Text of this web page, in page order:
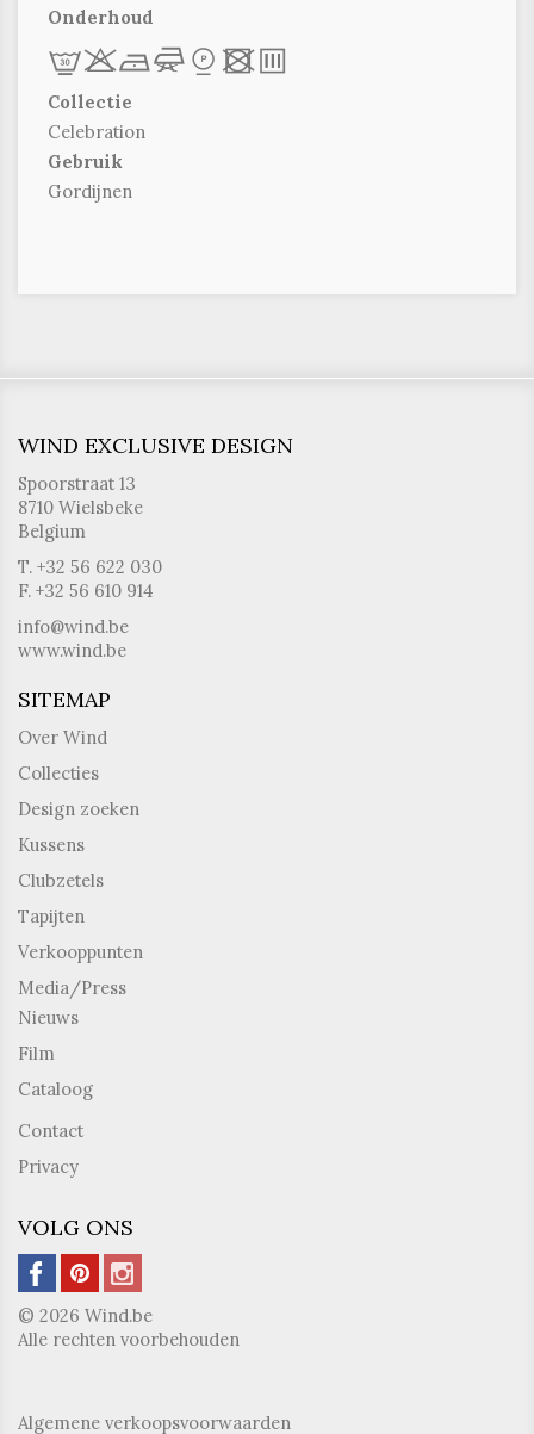
Onderhoud
Lrbf * xp
Collectie
Celebration
Gebruik
Gordijnen
WIND EXCLUSIVE DESIGN
Spoorstraat 13
8710 Wielsbeke
Belgium
T. +32 56 622 030
F. +32 56 610 914
info@wind.be
www.wind.be
SITEMAP
Over Wind
Collecties
Design zoeken
Kussens
Clubzetels
Tapijten
Verkooppunten
Media/Press
Nieuws
Film
Cataloog
Contact
Privacy
VOLG ONS
© 2026 Wind.be
Alle rechten voorbehouden
Algemene verkoopsvoorwaarden